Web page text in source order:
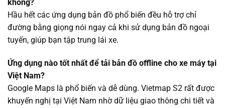
không?
Hầu hết các ứng dụng bản đồ phổ biến đều hỗ trợ chỉ
đường bằng giọng nói ngay cả khi sử dụng bản đồ ngoại
tuyến, giúp bạn tập trung lái xe.
Ứng dụng nào tốt nhất để tải bản đồ offline cho xe máy tại
Việt Nam?
Google Maps là phổ biến và dễ dùng. Vietmap S2 rất được
khuyến nghị tại Việt Nam nhờ dữ liệu giao thông chi tiết và